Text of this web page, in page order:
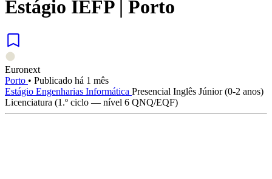
Estágio IEFP | Porto
Euronext
Porto • Publicado há 1 mês
Estágio Engenharias Informática Presencial Inglês Júnior (0-2 anos)
Licenciatura (1.º ciclo — nível 6 QNQ/EQF)